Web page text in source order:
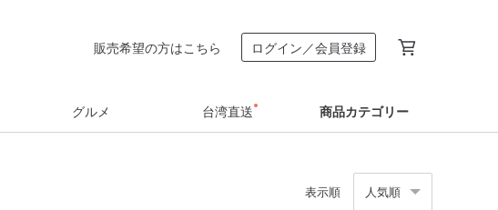
販売希望の方はこちら ログイン／会員登録
グルメ 台湾直送 商品カテゴリー
表示順 人気順